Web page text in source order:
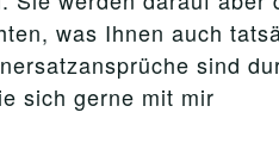
was Ihnen auch
sind
sich gerne mit mir